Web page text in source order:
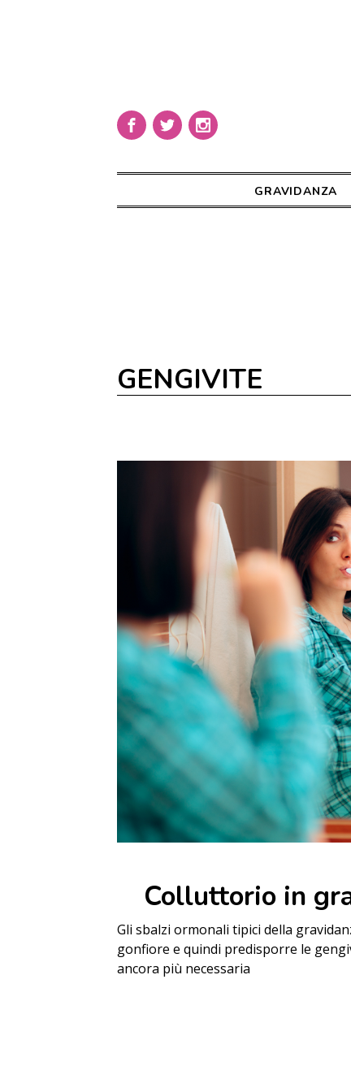
GRAVIDANZA
GENGIVITE
Colluttorio in
Gli sbalzi ormonali tipici della
gonfiore e quindi predisporre le
ancora più necessaria